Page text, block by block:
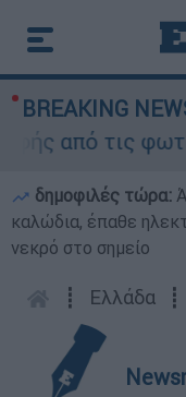
BREAKING
από τις
δημοφιλές τώρα:
καλώδια, έπαθε
νεκρό στο σημείο
┋ Ελλάδα ┋